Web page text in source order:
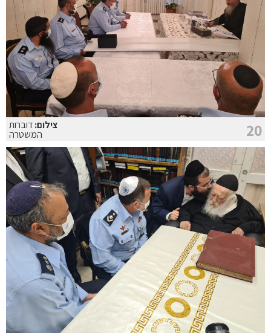
20 צילום:דוברות
המשטרה